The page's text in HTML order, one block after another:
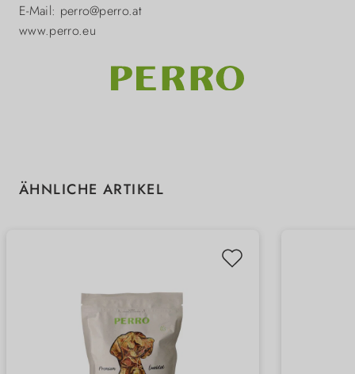
E-Mail: perro@perro.at
www.perro.eu
Produktgalerie überspringen
ÄHNLICHE ARTIKEL